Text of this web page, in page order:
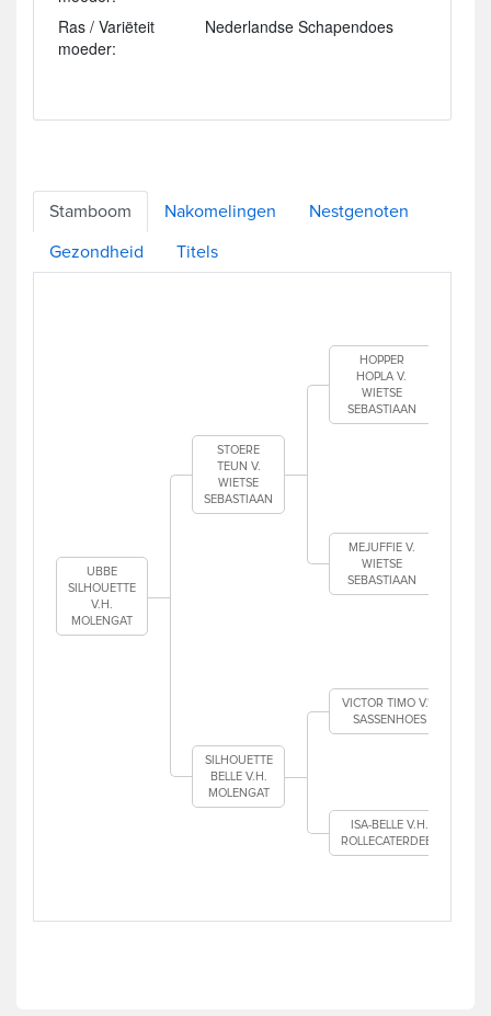
Ras / Variëteit
moeder:
Nederlandse Schapendoes
Stamboom Nakomelingen Nestgenoten
Gezondheid Titels
UBBE
SILHOUETTE
V.H.
MOLENGAT
STOERE
TEUN V.
WIETSE
SEBASTIAAN
HOPPER
HOPLA V.
WIETSE
SEBASTIAAN
MEJUFFIE V.
WIETSE
SEBASTIAAN
SILHOUETTE
BELLE V.H.
MOLENGAT
VICTOR TIMO V.'T
SASSENHOES
ISA-BELLE V.H.
ROLLECATERDEEL